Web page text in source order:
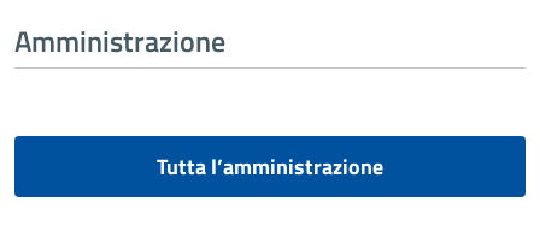
Amministrazione
Tutta l’amministrazione